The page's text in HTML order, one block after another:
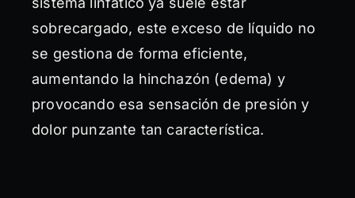
sobrecargado, este exceso de líquido no
se gestiona de forma eficiente,
aumentando la hinchazón (edema) y
provocando esa sensación de presión y
dolor punzante tan característica.